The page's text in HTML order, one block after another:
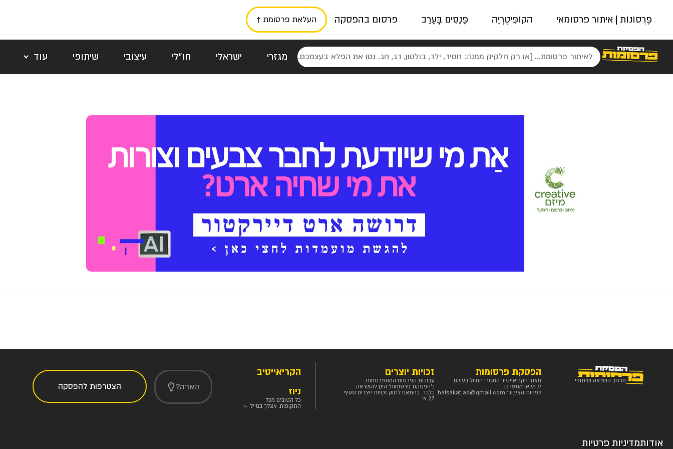
פֶּרְסוֹנוֹת | איתור פרסומאי הקוֹפִּיטֶרְיָה פָּנָסִים בָּעֶרֶב פרסום בהפסקה העלאת פרסומת ↑
מגזרי ישראלי חו"לי עיצובי שיתופי
עוד
פאשן
ניינטיז נוסטלגי כרזות טיפוגרפי
מרחב השראה שיתופי
הפסקת פרסומות
מאגר הקריאייטיב המגזרי הגדול בעולם
// מלאי מתעדכן.
לפניות הציבור: hafsakat.ad@gmail.com
זכויות יוצרים
עבודות הפרסום המתפרסמות
ב'הפסקת פרסומות' הינן להשראה
בלבד. בהתאם לחוק זכויות יוצרים סעיף
27 א'
הקריאייטיב
ניוז
כל הטובים מכל
התקופות, אצלך במייל ←
הארה? הצטרפות להפסקה
אודותמדיניות פרטיות